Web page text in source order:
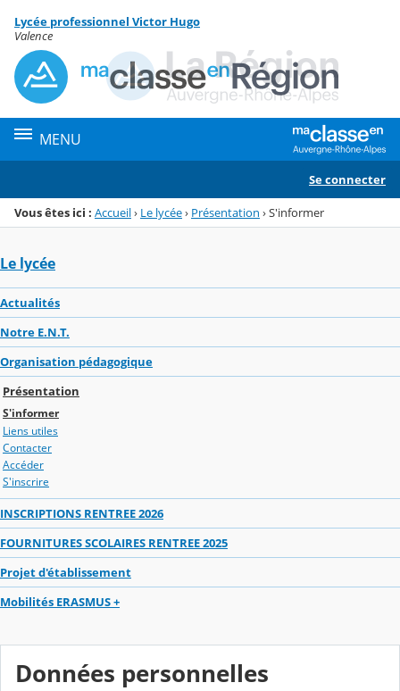
Menu de la rubrique
Contenu
Lycée professionnel Victor Hugo
Valence
MENU
Se connecter
Vous êtes ici : Accueil› Le lycée› Présentation ›S'informer
Le lycée
Actualités
Notre E.N.T.
Organisation pédagogique
Présentation
S'informer
Liens utiles
Contacter
Accéder
S'inscrire
INSCRIPTIONS RENTREE 2026
FOURNITURES SCOLAIRES RENTREE 2025
Projet d'établissement
Mobilités ERASMUS +
Données personnelles